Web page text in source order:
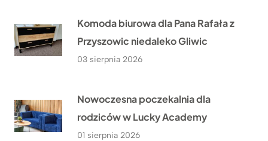
Komoda biurowa dla Pana Rafała z
Przyszowic niedaleko Gliwic
03 sierpnia 2026
Nowoczesna poczekalnia dla
rodziców w Lucky Academy
01 sierpnia 2026